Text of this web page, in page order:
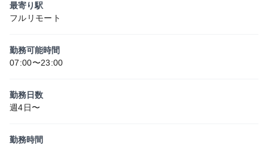
最寄り駅
フルリモート
勤務可能時間
07:00〜23:00
勤務日数
週4日〜
勤務時間